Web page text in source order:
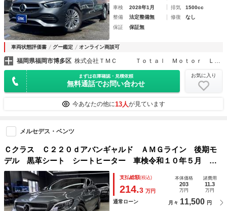
車検
2028年1月 排気
1500cc
整備
法定整備無 修復
なし
保証
保証無
車両状態評価書 グー鑑定 オンライン商談可
福岡県福岡市博多区 株式会社ＴＭＣ Ｔｏｔａｌ Ｍｏｔｏｒ Ｌｉｆｅ Ｃｒｅａｔｅ
まずは在庫確認・見積依頼
無料通話でお問い合わせ
お気に入り
今あなたの他に13人が見ています
メルセデス・ベンツ
Ｃクラス Ｃ２２０ｄアバンギャルド ＡＭＧライン 後期モ
デル 黒革シート シートヒーター 車検令和１０年５月 シ
ートヒーター レーダーセーフティパッケージ パワーシート
支払総額(税込)
214.3 万円
本体価格
203
万円
諸費用
11.3
万円
通常ローン 月々 11,500 円